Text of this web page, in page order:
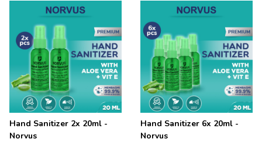
Hand Sanitizer 2x 20ml -
Norvus
Hand Sanitizer 6x 20ml -
Norvus